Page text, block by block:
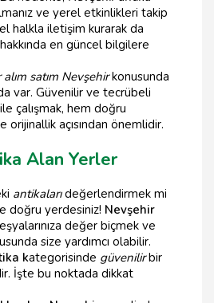
ve yerel etkinlikleri takip
halkla iletişim kurarak da
en güncel bilgilere
satım Nevşehirkonusunda
var. Güvenilir ve tecrübeli
çalışmak, hem doğru
orijinallik açısından önemlidir.
Alan Yerler
antikalarıdeğerlendirmek mi
doğru yerdesiniz! Nevşehir
değer biçmek ve
size yardımcı olabilir.
kategorisinde güvenilirbir
İşte bu noktada dikkat